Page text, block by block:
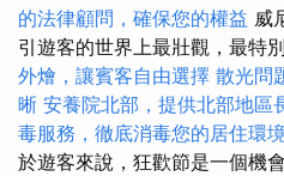
的法律顧問，確保您的權益 威
引遊客的世界上最壯觀，最特
外燴，讓賓客自由選擇 散光問
晰 安養院北部，提供北部地區
毒服務，徹底消毒您的居住環
於遊客來說，狂歡節是一個機